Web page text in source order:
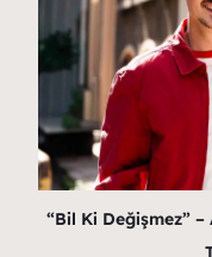
“Bil Ki Değişmez”